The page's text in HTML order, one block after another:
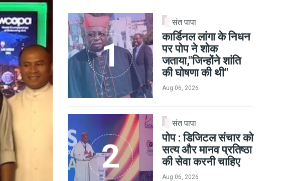
संत पापा
कार्डिनल लांगा के निधन
पर पोप ने शोक
जताया,"जिन्होंने शांति
की घोषणा की थी"
Aug 06, 2026
संत पापा
पोप : डिजिटल संचार को
सत्य और मानव प्रतिष्ठा
की सेवा करनी चाहिए
Aug 06, 2026